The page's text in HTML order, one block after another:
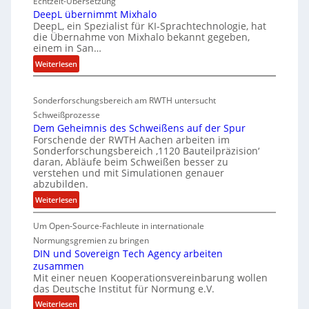
C
-
V
c
e
r
h
e
s
c
h
i
b
o
n
k
l
e
i
u
n
g
e
e
ff
a
-
M
a
r
i
G
l
e
n
z
w
i
d
A
e
a
V
i
c
DeepL übernimmt Mixhalo
DeepL, ein Spezialist für KI-Sprachtechnologie, hat
die Übernahme von Mixhalo bekannt gegeben,
einem in San…
Weiterlesen:
D
e
p
L
ü
b
e
r
n
i
t
M
i
x
h
Sonderforschungsbereich am RWTH untersucht
Schweißprozesse
Dem Geheimnis des Schweißens auf der Spur
Forschende der RWTH Aachen arbeiten im
Sonderforschungsbereich ‚1120 Bauteilpräzision‘
daran, Abläufe beim Schweißen besser zu
verstehen und mit Simulationen genauer
abzubilden.
Weiterlesen:
D
e
m
G
e
h
e
i
Um Open-Source-Fachleute in internationale
Normungsgremien zu bringen
DIN und Sovereign Tech Agency arbeiten
zusammen
Mit einer neuen Kooperationsvereinbarung wollen
das Deutsche Institut für Normung e.V.
Weiterlesen: